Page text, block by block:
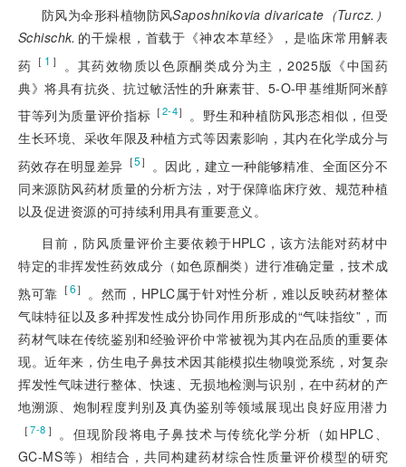
防风为伞形科植物防风Saposhnikovia divaricate（Turcz.）
Schischk. 的干燥根，首载于《神农本草经》，是临床常用解表
药 ［ 1 ］
。其药效物质以色原酮类成分为主，2025版《中国药
典》将具有抗炎、抗过敏活性的升麻素苷、5-O-甲基维斯阿米醇
苷等列为质量评价指标 ［2-4］ 。野生和种植防风形态相似，但受
生长环境、采收年限及种植方式等因素影响，其内在化学成分与
药效存在明显差异 ［5］
。因此，建立一种能够精准、全面区分不
同来源防风药材质量的分析方法，对于保障临床疗效、规范种植
以及促进资源的可持续利用具有重要意义。
目前，防风质量评价主要依赖于HPLC，该方法能对药材中
特定的非挥发性药效成分（如色原酮类）进行准确定量，技术成
熟可靠 ［6］
。然而，HPLC属于针对性分析，难以反映药材整体
气味特征以及多种挥发性成分协同作用所形成的“气味指纹”，而
药材气味在传统鉴别和经验评价中常被视为其内在品质的重要体
现。近年来，仿生电子鼻技术因其能模拟生物嗅觉系统，对复杂
挥发性气味进行整体、快速、无损地检测与识别，在中药材的产
地溯源、炮制程度判别及真伪鉴别等领域展现出良好应用潜力
［7-8 ］ 。但现阶段将电子鼻技术与传统化学分析（如HPLC、
GC-MS等）相结合，共同构建药材综合性质量评价模型的研究